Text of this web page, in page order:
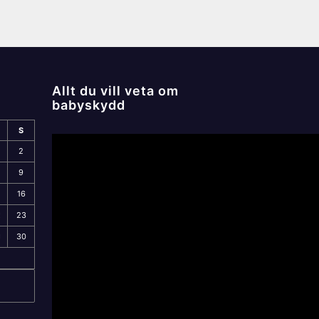
S
2
9
16
23
30
Allt du vill veta om
babyskydd